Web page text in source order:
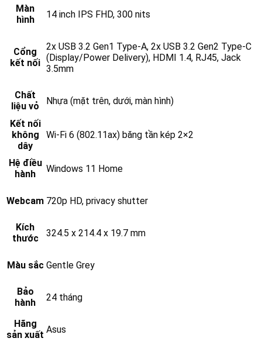
Màn
hình
14 inch IPS FHD, 300 nits
Cổng
kết nối
2x USB 3.2 Gen1 Type-A, 2x USB 3.2 Gen2 Type-C
(Display/Power Delivery), HDMI 1.4, RJ45, Jack
3.5mm
Chất
liệu vỏ
Nhựa (mặt trên, dưới, màn hình)
Kết nối
không
dây
Wi-Fi 6 (802.11ax) băng tần kép 2×2
Hệ điều
hành
Windows 11 Home
Webcam 720p HD, privacy shutter
Kích
thước
324.5 x 214.4 x 19.7 mm
Màu sắc Gentle Grey
Bảo
hành
24 tháng
Hãng
sản xuất Asus